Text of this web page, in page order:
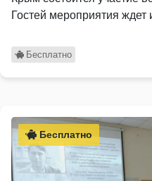
Гостей мероприятия
Бесплатно
Бесплатно